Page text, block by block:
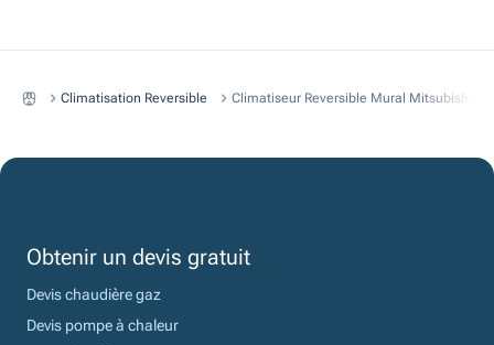
Climatisation Reversible Climatiseur Reversible Mural Mitsubishi
Obtenir un devis gratuit
Devis chaudière gaz
Devis pompe à chaleur